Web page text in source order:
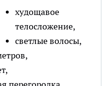
худощавое
телосложение,
светлые волосы,